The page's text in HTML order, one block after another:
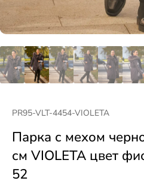
PR95-VLT-4454-VIOLETA
Парка с мехом
см VIOLETA цвет
52